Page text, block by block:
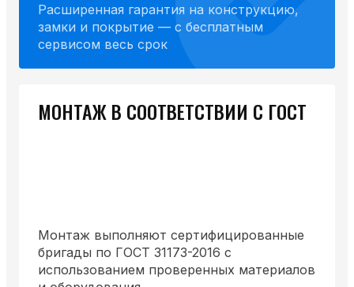
Расширенная гарантия на конструкцию,
замки и покрытие — с бесплатным
сервисом весь срок
МОНТАЖ В СООТВЕТСТВИИ С ГОСТ
Монтаж выполняют сертифицированные
бригады по ГОСТ 31173-2016 с
использованием проверенных материалов